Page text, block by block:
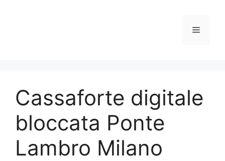
Menu
Cassaforte digitale
bloccata Ponte
Lambro Milano